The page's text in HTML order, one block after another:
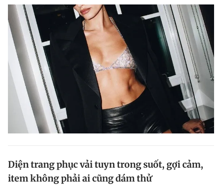
Diện trang phục vải tuyn trong suốt, gợi cảm,
item không phải ai cũng dám thử